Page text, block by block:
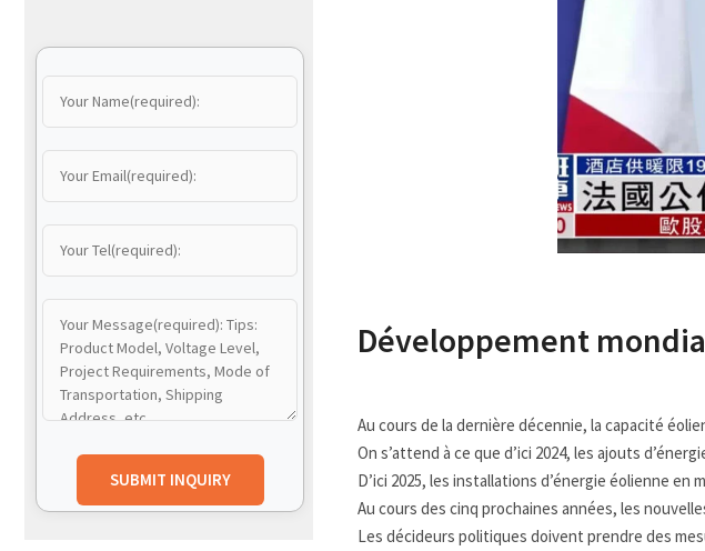
Développement
Au cours de la dernière décennie, la capacité
On s’attend à ce que d’ici 2024, les ajouts
D’ici 2025, les installations d’énergie éolienne
Au cours des cinq prochaines années, les
Les décideurs politiques doivent prendre des